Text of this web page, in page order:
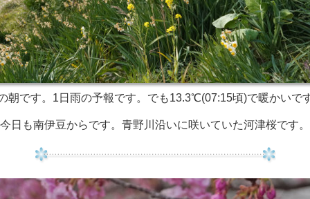
朝です。1日雨の予報です。でも13.3℃(07:15頃)で暖かいで
今日も南伊豆からです。青野川沿いに咲いていた河津桜です。